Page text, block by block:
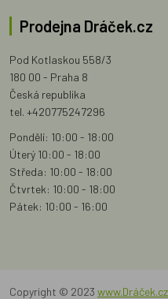
Prodejna Dráček.cz
Pod Kotlaskou 558/3
180 00 - Praha 8
Česká republika
tel. +420775247296
Pondělí: 10:00 - 18:00
Úterý 10:00 - 18:00
Středa: 10:00 - 18:00
Čtvrtek: 10:00 - 18:00
Pátek: 10:00 - 16:00
Copyright © 2023 www.Dráček.cz